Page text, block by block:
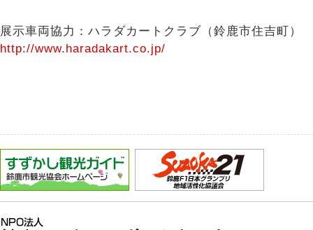
展示車両協力：ハラダカートクラブ（鈴鹿市住吉町
http://www.haradakart.co.jp/